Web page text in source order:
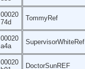
00020
74d
TommyRef
00020
a4a
SupervisorWhiteRef
00020
DoctorSunREF